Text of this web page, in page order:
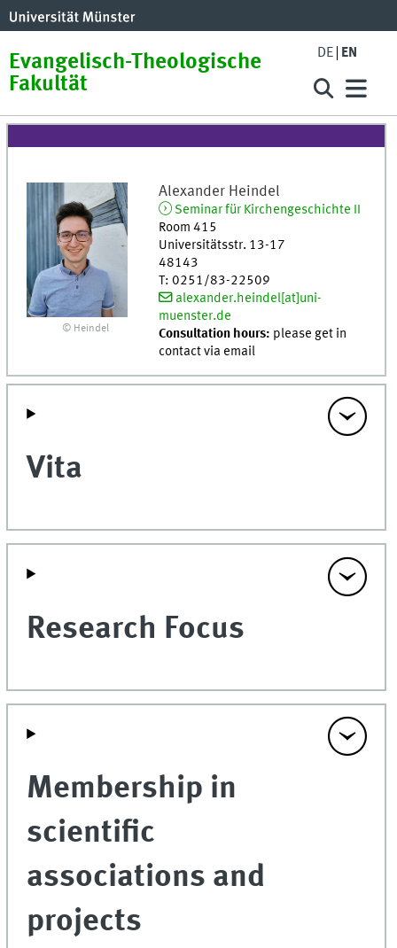
Evangelisch-Theologische
Fakultät
DE EN
© Heindel
Alexander Heindel
Seminar für Kirchengeschichte II
Room 415
Universitätsstr. 13-17
48143
T: 0251/83-22509
alexander.heindel[at]uni-
muenster.de
Consultation hours: please get in
contact via email
Vita
Research Focus
Membership in
scientific
associations and
projects